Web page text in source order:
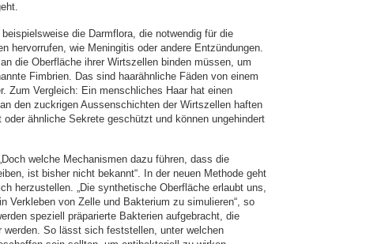
die Darmflora, die notwendig für die
hervorrufen, wie Meningitis oder andere Entzündungen.
die Oberfläche ihrer Wirtszellen binden müssen, um
Fimbrien. Das sind haarähnliche Fäden von einem
Zum Vergleich: Ein menschliches Haar hat einen
den zuckrigen Aussenschichten der Wirtszellen haften
ähnliche Sekrete geschützt und können ungehindert
welche Mechanismen dazu führen, dass die
ist bisher nicht bekannt“. In der neuen Methode geht
herzustellen. „Die synthetische Oberfläche erlaubt uns,
Verkleben von Zelle und Bakterium zu simulieren“, so
speziell präparierte Bakterien aufgebracht, die
werden. So lässt sich feststellen, unter welchen